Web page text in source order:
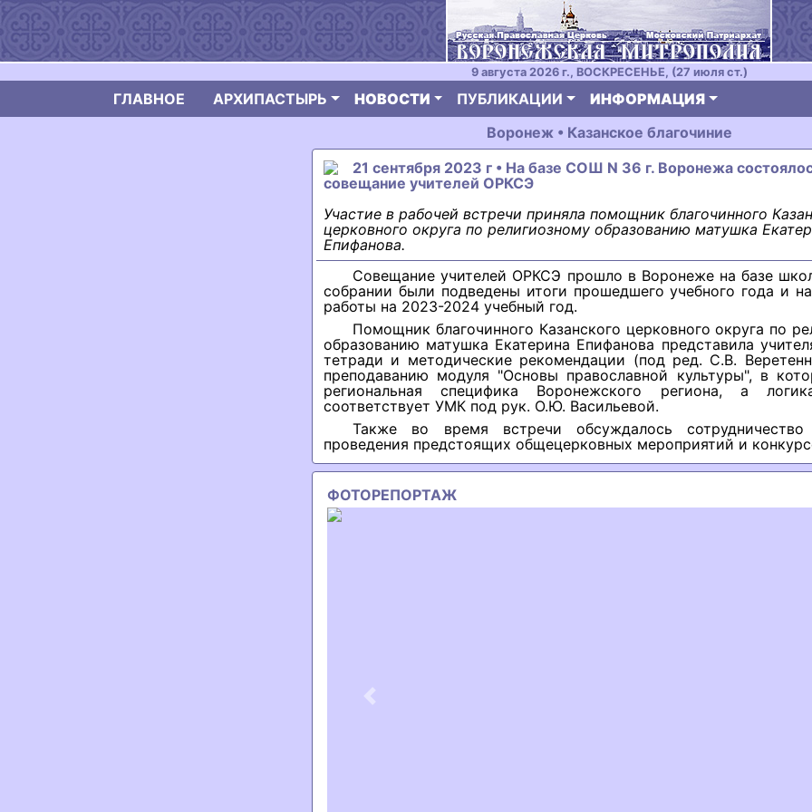
9 августа 2026 г., ВОСКРЕСЕНЬЕ, (27 июля ст.)
ГЛАВНОЕ АРХИПАСТЫРЬ НОВОСТИ ПУБЛИКАЦИИ ИНФОРМАЦИЯ
Воронеж • Казанское благочиние
21 сентября 2023 г • На базе СОШ N 36 г. Воронежа
совещание учителей ОРКСЭ
Участие в рабочей встречи приняла помощник благочинного
церковного округа по религиозному образованию матушка
Епифанова.
Совещание учителей ОРКСЭ прошло в Воронеже на базе
собрании были подведены итоги прошедшего учебного года и
работы на 2023-2024 учебный год.
Помощник благочинного Казанского церковного округа по
образованию матушка Екатерина Епифанова представила
тетради и методические рекомендации (под ред. С.В.
преподаванию модуля "Основы православной культуры", в
региональная специфика Воронежского региона, а
соответствует УМК под рук. О.Ю. Васильевой.
Также во время встречи обсуждалось
проведения предстоящих общецерковных мероприятий и
ФОТОРЕПОРТАЖ
Previous